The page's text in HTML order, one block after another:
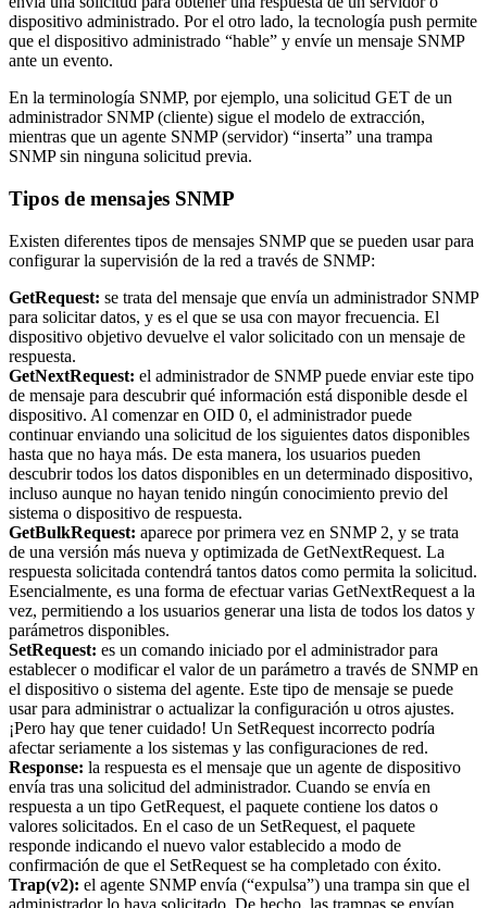
dispositivo administrado. Por el otro lado, la tecnología push permite
que el dispositivo administrado “hable” y envíe un mensaje SNMP
ante un evento.
En la terminología SNMP, por ejemplo, una solicitud GET de un
administrador SNMP (cliente) sigue el modelo de extracción,
mientras que un agente SNMP (servidor) “inserta” una trampa
SNMP sin ninguna solicitud previa.
Tipos de mensajes SNMP
Existen diferentes tipos de mensajes SNMP que se pueden usar para
configurar la supervisión de la red a través de SNMP:
GetRequest: se trata del mensaje que envía un administrador SNMP
para solicitar datos, y es el que se usa con mayor frecuencia. El
dispositivo objetivo devuelve el valor solicitado con un mensaje de
respuesta.
GetNextRequest: el administrador de SNMP puede enviar este tipo
de mensaje para descubrir qué información está disponible desde el
dispositivo. Al comenzar en OID 0, el administrador puede
continuar enviando una solicitud de los siguientes datos disponibles
hasta que no haya más. De esta manera, los usuarios pueden
descubrir todos los datos disponibles en un determinado dispositivo,
incluso aunque no hayan tenido ningún conocimiento previo del
sistema o dispositivo de respuesta.
GetBulkRequest: aparece por primera vez en SNMP 2, y se trata
de una versión más nueva y optimizada de GetNextRequest. La
respuesta solicitada contendrá tantos datos como permita la solicitud.
Esencialmente, es una forma de efectuar varias GetNextRequest a la
vez, permitiendo a los usuarios generar una lista de todos los datos y
parámetros disponibles.
SetRequest: es un comando iniciado por el administrador para
establecer o modificar el valor de un parámetro a través de SNMP en
el dispositivo o sistema del agente. Este tipo de mensaje se puede
usar para administrar o actualizar la configuración u otros ajustes.
¡Pero hay que tener cuidado! Un SetRequest incorrecto podría
afectar seriamente a los sistemas y las configuraciones de red.
Response: la respuesta es el mensaje que un agente de dispositivo
envía tras una solicitud del administrador. Cuando se envía en
respuesta a un tipo GetRequest, el paquete contiene los datos o
valores solicitados. En el caso de un SetRequest, el paquete
responde indicando el nuevo valor establecido a modo de
confirmación de que el SetRequest se ha completado con éxito.
Trap(v2): el agente SNMP envía (“expulsa”) una trampa sin que el
administrador lo haya solicitado. De hecho, las trampas se envían